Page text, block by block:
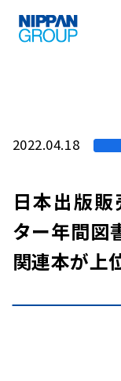
2022.04.18
日本出版
ター年間図
関連本が上